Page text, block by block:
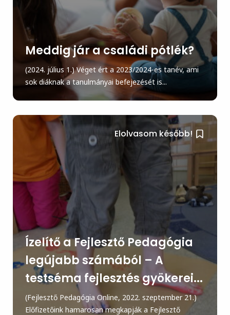
Meddig jár a családi pótlék?
(2024. július 1.) Véget ért a 2023/2024-es tanév, ami
sok diáknak a tanulmányai befejezését is...
Elolvasom később!
Ízelítő a Fejlesztő Pedagógia
legújabb számából – A
testséma fejlesztés gyökerei...
(Fejlesztő Pedagógia Online, 2022. szeptember 21.)
Előfizetőink hamarosan megkapják a Fejlesztő